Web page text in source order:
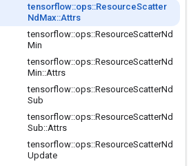
tensorflow::ops::ResourceScatter
Nd Max::Attrs
tensorflow::ops::ResourceScatterNd
Min
tensorflow::ops::ResourceScatterNd
Min::Attrs
tensorflow::ops::ResourceScatterNd
Sub
tensorflow::ops::ResourceScatterNd
Sub::Attrs
tensorflow::ops::ResourceScatterNd
Update